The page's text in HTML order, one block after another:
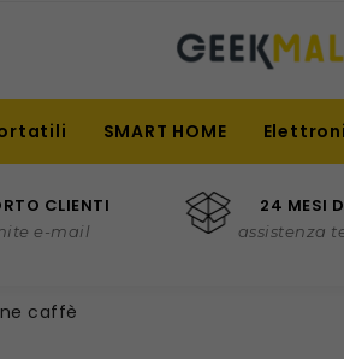
SMART HOME
CLIENTI
e-mail
24 MESI
assistenza
caffè